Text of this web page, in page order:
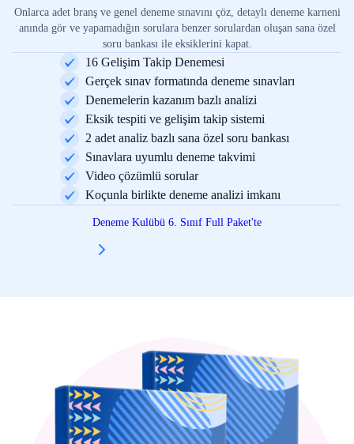
Onlarca adet branş ve genel deneme sınavını çöz, detaylı deneme karneni
anında gör ve yapamadığın sorulara benzer sorulardan oluşan sana özel
soru bankası ile eksiklerini kapat.
16 Gelişim Takip Denemesi
Gerçek sınav formatında deneme sınavları
Denemelerin kazanım bazlı analizi
Eksik tespiti ve gelişim takip sistemi
2 adet analiz bazlı sana özel soru bankası
Sınavlara uyumlu deneme takvimi
Video çözümlü sorular
Koçunla birlikte deneme analizi imkanı
Deneme Kulübü 6. Sınıf Full Paket'te